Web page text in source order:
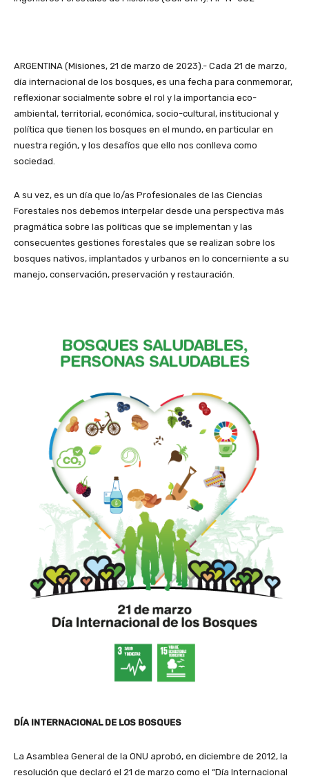
ARGENTINA (Misiones, 21 de marzo de 2023).- Cada 21 de marzo,
día internacional de los bosques, es una fecha para conmemorar,
reflexionar socialmente sobre el rol y la importancia eco-
ambiental, territorial, económica, socio-cultural, institucional y
política que tienen los bosques en el mundo, en particular en
nuestra región, y los desafíos que ello nos conlleva como
sociedad.
A su vez, es un día que lo/as Profesionales de las Ciencias
Forestales nos debemos interpelar desde una perspectiva más
pragmática sobre las políticas que se implementan y las
consecuentes gestiones forestales que se realizan sobre los
bosques nativos, implantados y urbanos en lo concerniente a su
manejo, conservación, preservación y restauración.
DÍA INTERNACIONAL DE LOS BOSQUES
La Asamblea General de la ONU aprobó, en diciembre de 2012, la
resolución que declaró el 21 de marzo como el “Día Internacional